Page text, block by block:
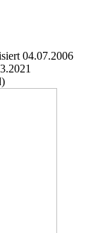
04.07.2006